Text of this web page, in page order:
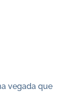
vegada que